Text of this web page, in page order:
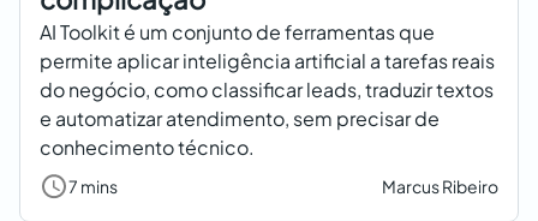
AI Toolkit é um conjunto de ferramentas que
permite aplicar inteligência artificial a tarefas reais
do negócio, como classificar leads, traduzir textos
e automatizar atendimento, sem precisar de
conhecimento técnico.
7 mins Marcus Ribeiro